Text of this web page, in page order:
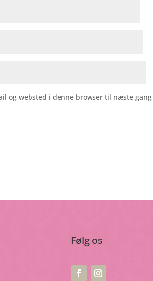
og websted i denne browser til næste
Følg os